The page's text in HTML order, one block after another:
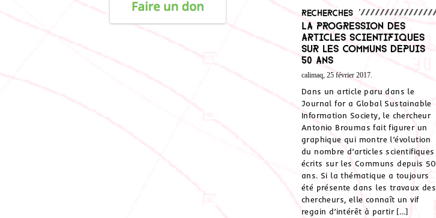
Recherches
La progression des
articles scientifiques
sur les Communs depuis
50 ans
calimaq, 25 février 2017.
Dans un article paru dans le
Journal for a Global Sustainable
Information Society, le chercheur
Antonio Broumas fait figurer un
graphique qui montre l’évolution
du nombre d’articles scientifiques
écrits sur les Communs depuis 50
ans. Si la thématique a toujours
été présente dans les travaux des
chercheurs, elle connaît un vif
regain d’intérêt à partir […]